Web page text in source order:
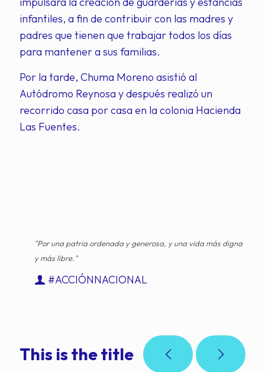
infantiles, a fin de contribuir con las madres y
padres que tienen que trabajar todos los días
para mantener a sus familias.
Por la tarde, Chuma Moreno asistió al
Autódromo Reynosa y después realizó un
recorrido casa por casa en la colonia Hacienda
Las Fuentes.
"Por una patria ordenada y generosa, y una vida más digna
y más libre."
#ACCIÓNNACIONAL
This is the title